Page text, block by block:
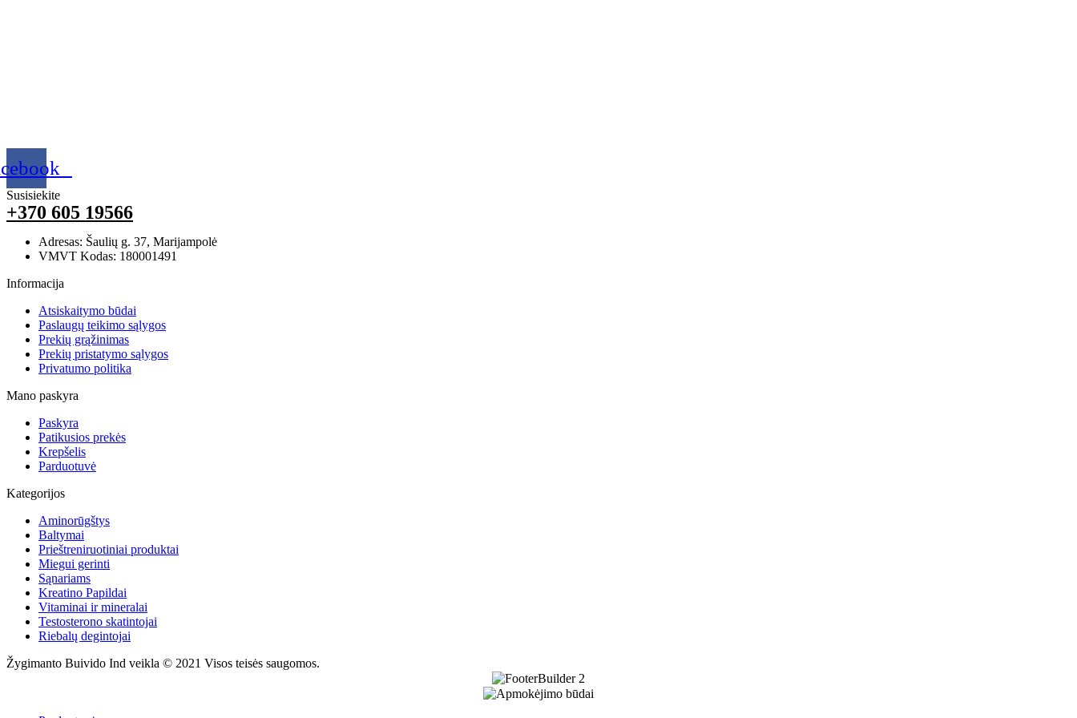
Susisiekite
+370 605 19566
Adresas: Šaulių g. 37, Marijampolė
VMVT Kodas: 180001491
Informacija
Atsiskaitymo būdai
Paslaugų teikimo sąlygos
Prekių grąžinimas
Prekių pristatymo sąlygos
Privatumo politika
Mano paskyra
Paskyra
Patikusios prekės
Krepšelis
Parduotuvė
Kategorijos
Aminorūgštys
Baltymai
Prieštreniruotiniai produktai
Miegui gerinti
Sąnariams
Kreatino Papildai
Vitaminai ir mineralai
Testosterono skatintojai
Riebalų degintojai
Žygimanto Buivido Ind veikla © 2021 Visos teisės saugomos.